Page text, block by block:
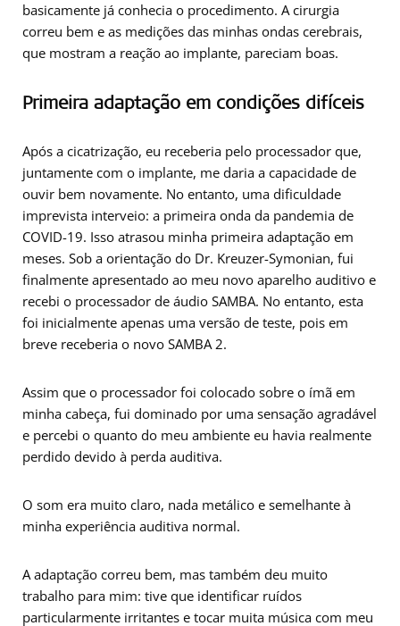
basicamente já conhecia o procedimento. A cirurgia
correu bem e as medições das minhas ondas cerebrais,
que mostram a reação ao implante, pareciam boas.
Primeira adaptação em condições difíceis
Após a cicatrização, eu receberia pelo processador que,
juntamente com o implante, me daria a capacidade de
ouvir bem novamente. No entanto, uma dificuldade
imprevista interveio: a primeira onda da pandemia de
COVID-19. Isso atrasou minha primeira adaptação em
meses. Sob a orientação do Dr. Kreuzer-Symonian, fui
finalmente apresentado ao meu novo aparelho auditivo e
recebi o processador de áudio SAMBA. No entanto, esta
foi inicialmente apenas uma versão de teste, pois em
breve receberia o novo SAMBA 2.
Assim que o processador foi colocado sobre o ímã em
minha cabeça, fui dominado por uma sensação agradável
e percebi o quanto do meu ambiente eu havia realmente
perdido devido à perda auditiva.
O som era muito claro, nada metálico e semelhante à
minha experiência auditiva normal.
A adaptação correu bem, mas também deu muito
trabalho para mim: tive que identificar ruídos
particularmente irritantes e tocar muita música com meu